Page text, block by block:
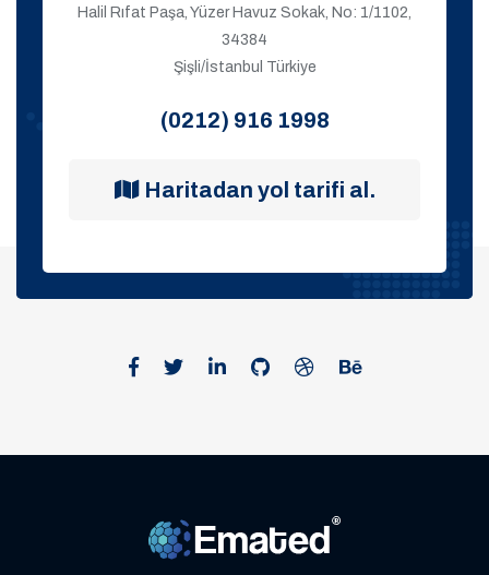
Halil Rıfat Paşa, Yüzer Havuz Sokak, No: 1/1102,
34384
Şişli/İstanbul Türkiye
(0212) 916 1998
Haritadan yol tarifi al.